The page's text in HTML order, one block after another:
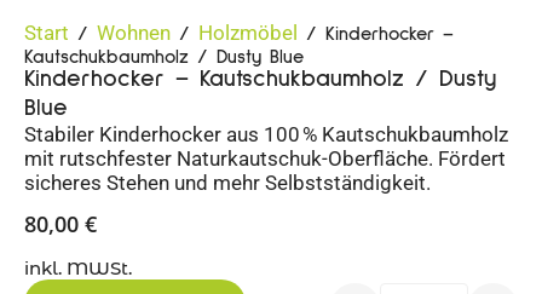
Start / Wohnen / Holzmöbel / Kinderhocker –
Kautschukbaumholz / Dusty Blue
Kinderhocker – Kautschukbaumholz / Dusty
Blue
Stabiler Kinderhocker aus 100 % Kautschukbaumholz
mit rutschfester Naturkautschuk-Oberfläche. Fördert
sicheres Stehen und mehr Selbstständigkeit.
80,00 €
inkl. MWSt.